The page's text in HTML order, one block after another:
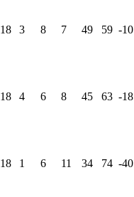
18 3 8 7 49 59 -10
18 4 6 8 45 63 -18
18 1 6 11 34 74 -40